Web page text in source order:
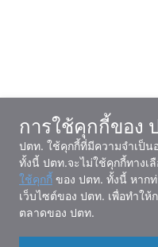
การใช้คุกกี้ของ
ปตท. ใช้คุกกี้ที่มีความจำเป็น
ทั้งนี้ ปตท.จะไม่ใช้คุกกี้ทางเ
ใช้คุกกี้ ของ ปตท. ทั้งนี้ หาก
เว็บไซต์ของ ปตท. เพื่อทำใ
ตลาดของ ปตท.